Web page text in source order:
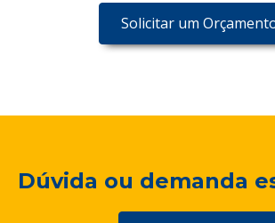
Solicitar um
Dúvida ou demanda